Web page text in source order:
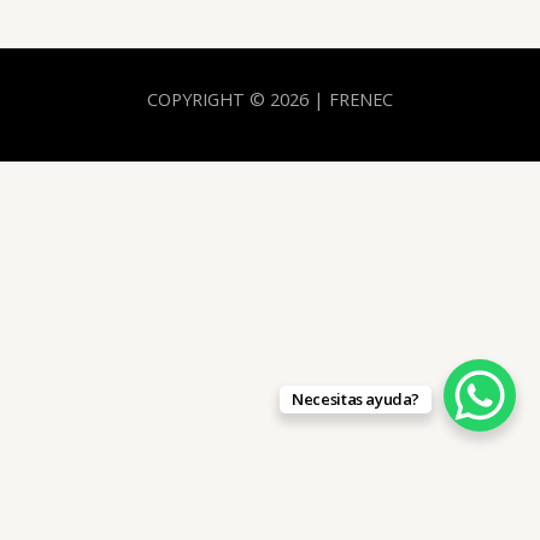
COPYRIGHT © 2026 | FRENEC
Necesitas ayuda?